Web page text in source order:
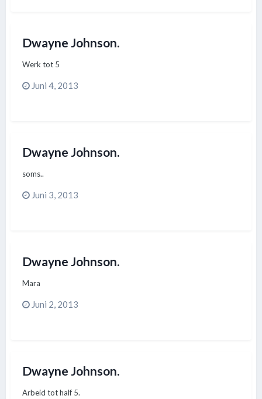
Dwayne Johnson.
Werk tot 5
Juni 4, 2013
Dwayne Johnson.
soms..
Juni 3, 2013
Dwayne Johnson.
Mara
Juni 2, 2013
Dwayne Johnson.
Arbeid tot half 5.